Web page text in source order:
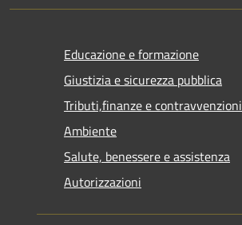
Educazione e formazione
Giustizia e sicurezza pubblica
Tributi,finanze e contravvenzioni
Ambiente
Salute, benessere e assistenza
Autorizzazioni